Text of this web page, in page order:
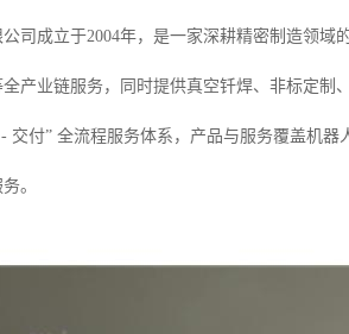
司成立于2004年，是一家深耕精密制造领域
产业链服务，同时提供真空钎焊、非标定
交付” 全流程服务体系，产品与服务覆盖机
。